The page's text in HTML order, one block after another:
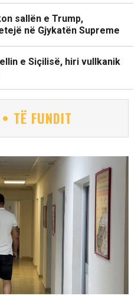
sallën e Trump,
në Gjykatën Supreme
e Siçilisë, hiri vullkanik
TË FUNDIT